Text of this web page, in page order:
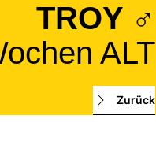
TROY ♂
ALT
Zurück